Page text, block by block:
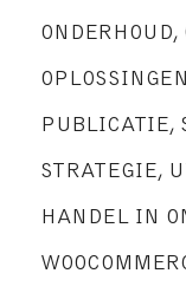
ONDERHOUD,
OPLOSSINGEN
PUBLICATIE,
STRATEGIE,
HANDEL IN